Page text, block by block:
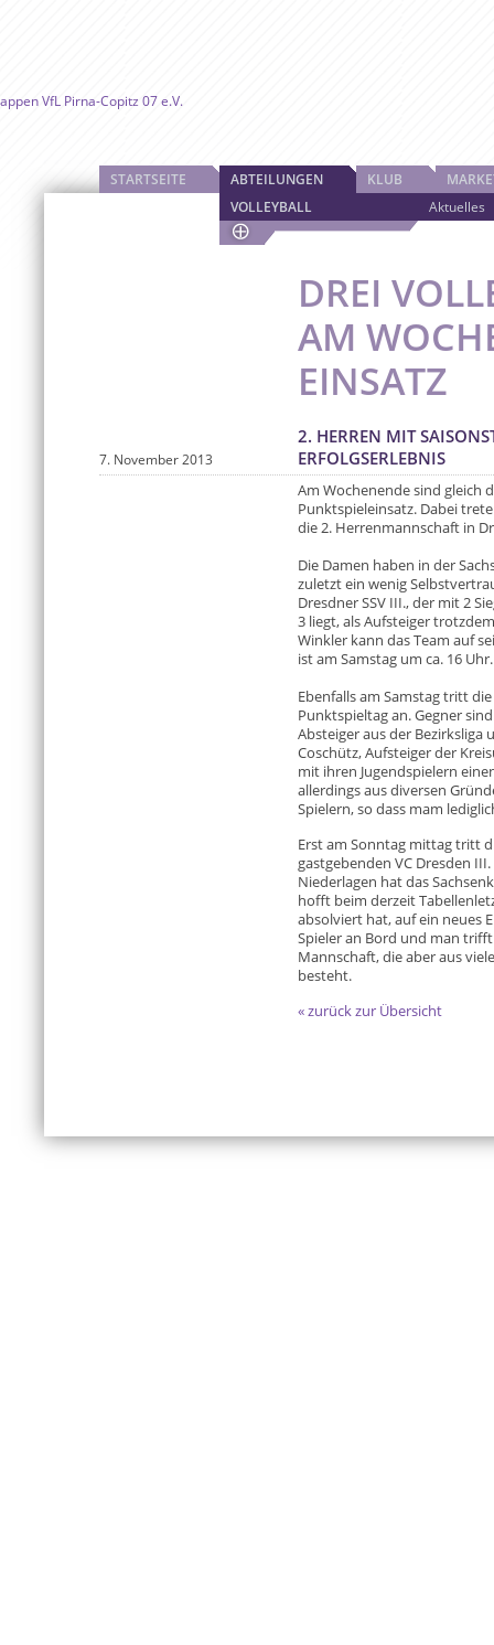
STARTSEITE
ABTEILUNGEN
VOLLEYBALL
Aktuelles
KLUB
DREI
AM
EINSATZ
2. HERREN MIT
ERFOLGSERLEBNIS
7. November 2013
Am Wochenende sind gleich
Punktspieleinsatz. Dabei
die 2. Herrenmannschaft in
Die Damen haben in der
zuletzt ein wenig
Dresdner SSV III., der mit 2
3 liegt, als Aufsteiger
Winkler kann das Team auf
ist am Samstag um ca. 16 Uhr.
Ebenfalls am Samstag tritt
Punktspieltag an. Gegner
Absteiger aus der Bezirksliga
Coschütz, Aufsteiger der
mit ihren Jugendspielern
allerdings aus diversen
Spielern, so dass mam
Erst am Sonntag mittag tritt
gastgebenden VC Dresden
Niederlagen hat das
hofft beim derzeit
absolviert hat, auf ein neues
Spieler an Bord und man
Mannschaft, die aber aus
besteht.
« zurück zur Übersicht